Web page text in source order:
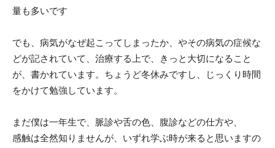
量も多いです
でも、病気がなぜ起こってしまったか、やその病気の症候な
どが記されていて、治療する上で、きっと大切になること
が、書かれています。ちょうど冬休みですし、じっくり時間
をかけて勉強しています。
まだ僕は一年生で、脈診や舌の色、腹診などの仕方や、
感触は全然知りませんが、いずれ学ぶ時が来ると思いますの